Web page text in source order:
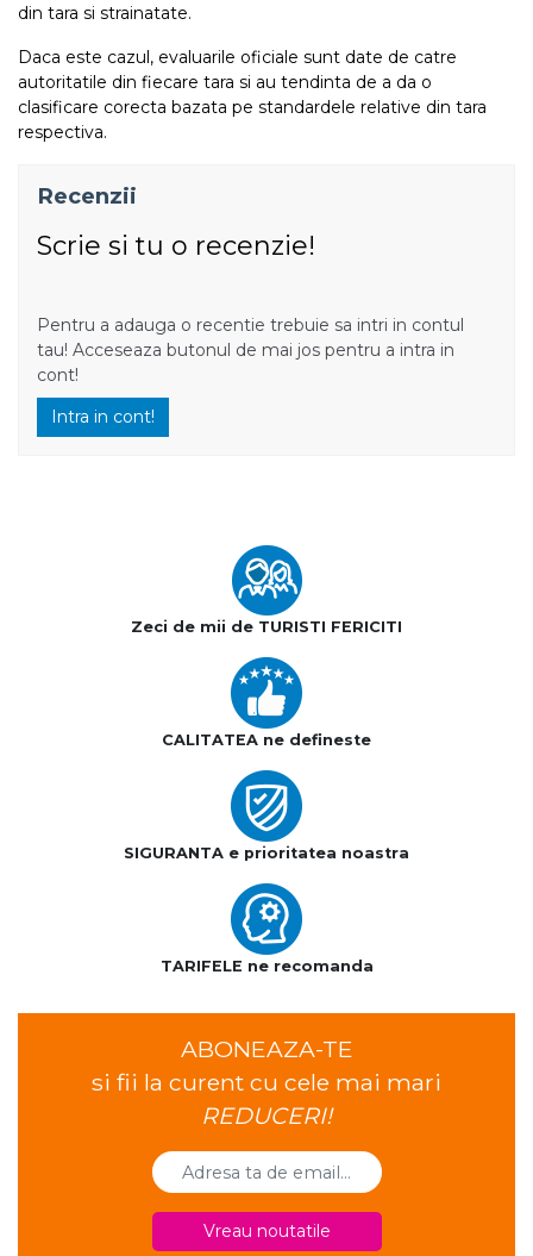
din tara si strainatate.
Daca este cazul, evaluarile oficiale sunt date de catre
autoritatile din fiecare tara si au tendinta de a da o
clasificare corecta bazata pe standardele relative din tara
respectiva.
Recenzii
Scrie si tu o recenzie!
Pentru a adauga o recentie trebuie sa intri in contul
tau! Acceseaza butonul de mai jos pentru a intra in
cont!
Intra in cont!
Zeci de mii de TURISTI FERICITI
CALITATEA ne defineste
SIGURANTA e prioritatea noastra
TARIFELE ne recomanda
ABONEAZA-TE
si fii la curent cu cele mai mari
REDUCERI!
Vreau noutatile